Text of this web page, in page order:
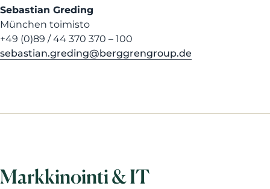
Sebastian Greding
München toimisto
+49 (0)89 / 44 370 370 – 100
sebastian.greding@berggrengroup.de
Markkinointi & IT